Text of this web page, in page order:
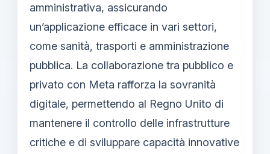
amministrativa, assicurando
un’applicazione efficace in vari settori,
come sanità, trasporti e amministrazione
pubblica. La collaborazione tra pubblico e
privato con Meta rafforza la sovranità
digitale, permettendo al Regno Unito di
mantenere il controllo delle infrastrutture
critiche e di sviluppare capacità innovative